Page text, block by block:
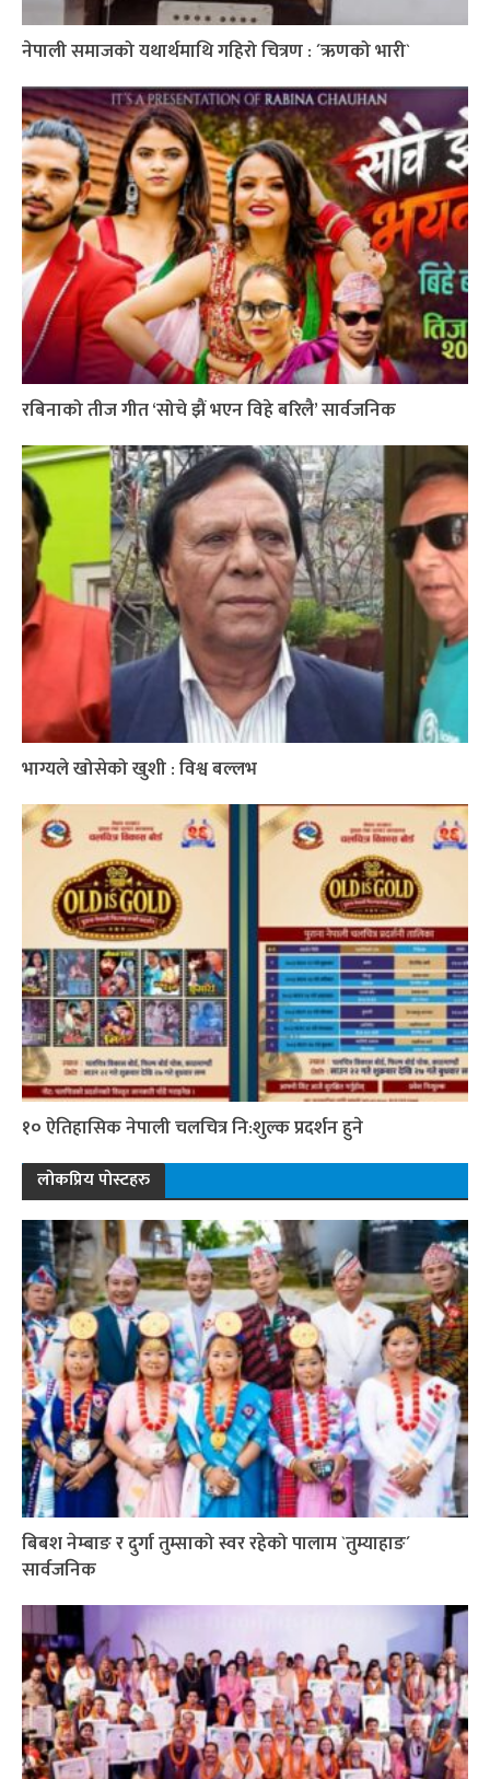
नेपाली समाजको यथार्थमाथि गहिरो चित्रण : ´ऋणको भारी`
रबिनाको तीज गीत ‘सोचे झैं भएन विहे बरिलै’ सार्वजनिक
भाग्यले खोसेको खुशी : विश्व बल्लभ
१० ऐतिहासिक नेपाली चलचित्र नि:शुल्क प्रदर्शन हुने
लोकप्रिय पोस्टहरु
बिबश नेम्बाङ र दुर्गा तुम्साको स्वर रहेको पालाम `तुम्याहाङ´
सार्वजनिक